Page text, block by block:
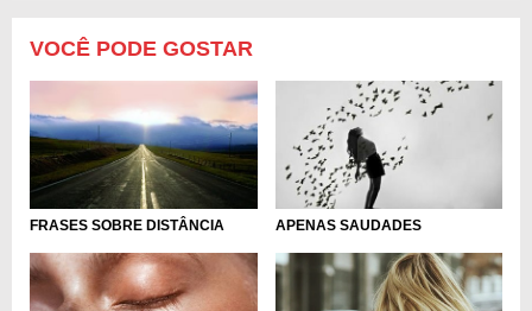
VOCÊ PODE GOSTAR
FRASES SOBRE DISTÂNCIA APENAS SAUDADES